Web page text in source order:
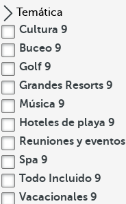
Temática
Cultura 9
Buceo 9
Golf 9
Grandes Resorts 9
Música 9
Hoteles de playa 9
Reuniones y eventos
Spa 9
Todo Incluido 9
Vacacionales 9